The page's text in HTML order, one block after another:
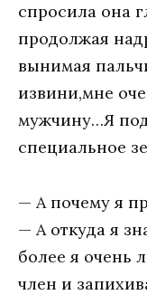
спросила она
продолжая
вынимая
извини,мне
мужчину…Я
специальное
— А почему я
— А откуда я
более я очень
член и